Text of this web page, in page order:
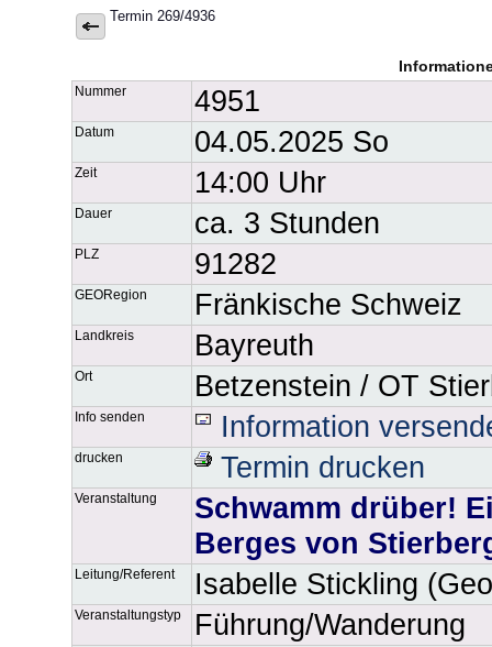
Termin 269/4936
Nummer 4951
Datum 04.05.2025 So
Zeit 14:00 Uhr
Dauer ca. 3 Stunden
PLZ 91282
GEORegion Fränkische Schweiz
Landkreis Bayreuth
Ort Betzenstein / OT
Info senden Information
drucken Termin drucken
Veranstaltung
Schwamm drüber!
Berges von
Leitung/Referent Isabelle Stickling
Veranstaltungstyp Führung/Wanderung